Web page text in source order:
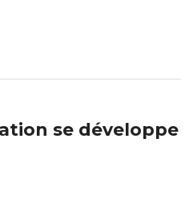
se développe